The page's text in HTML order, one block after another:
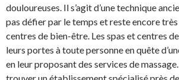
douloureuses. Il s’agit d’une technique
pas défier par le temps et reste encore
centres de bien-être. Les spas et centres
leurs portes à toute personne en quête
en leur proposant des services de